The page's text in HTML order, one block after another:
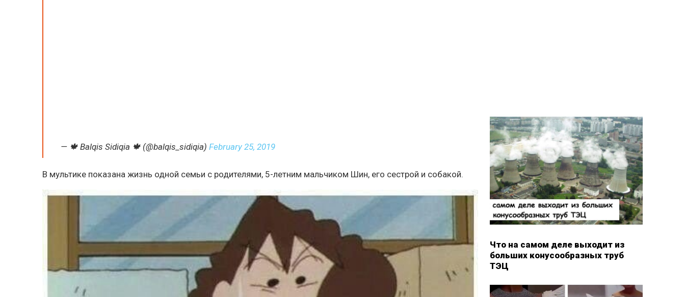
— 🍁 Balqis Sidiqia 🍁 (@balqis_sidiqia)February 25, 2019
В мультике показана жизнь одной семьи с родителями, 5-летним мальчиком Шин, его сестрой и собакой.
Что на самом деле выходит из
больших конусообразных труб
ТЭЦ